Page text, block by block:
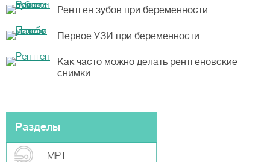
Рентген зубов при беременности
Первое УЗИ при беременности
Как часто можно делать рентгеновские
снимки
Разделы
МРТ